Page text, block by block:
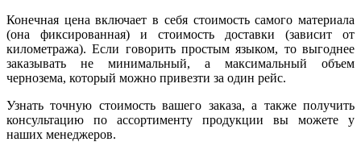
Конечная цена включает в себя стоимость самого материала
(она фиксированная) и стоимость доставки (зависит от
километража). Если говорить простым языком, то выгоднее
заказывать не минимальный, а максимальный объем
чернозема, который можно привезти за один рейс.
Узнать точную стоимость вашего заказа, а также получить
консультацию по ассортименту продукции вы можете у
наших менеджеров.